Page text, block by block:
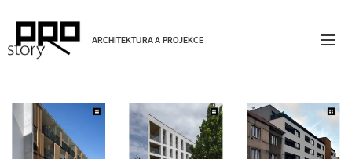
ARCHITEKTURA A PROJEKCE